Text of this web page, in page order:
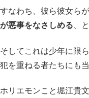
すなわち、彼ら彼女ら
が悪事をなさしめる 、
そしてこれは少年に限
犯を重ねる者たちにも
ホリエモンこと堀江貴